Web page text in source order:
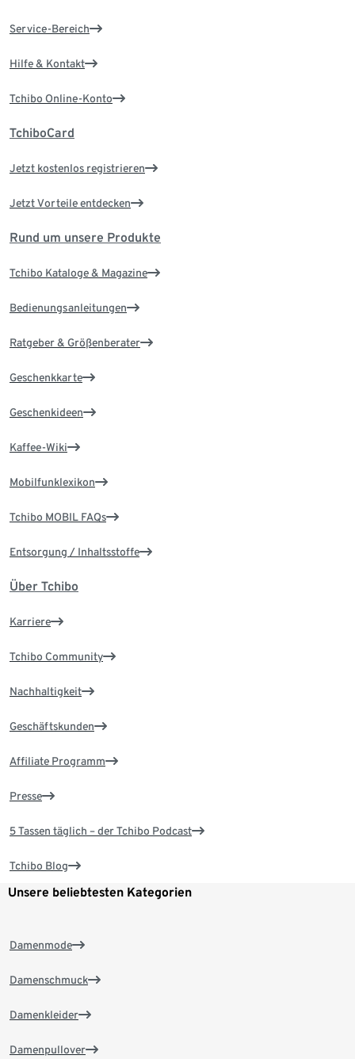
Service-Bereich
Hilfe & Kontakt
Tchibo Online-Konto
TchiboCard
Jetzt kostenlos registrieren
Jetzt Vorteile entdecken
Rund um unsere Produkte
Tchibo Kataloge & Magazine
Bedienungsanleitungen
Ratgeber & Größenberater
Geschenkkarte
Geschenkideen
Kaffee-Wiki
Mobilfunklexikon
Tchibo MOBIL FAQs
Entsorgung / Inhaltsstoffe
Über Tchibo
Karriere
Tchibo Community
Nachhaltigkeit
Geschäftskunden
Affiliate Programm
Presse
5 Tassen täglich – der Tchibo Podcast
Tchibo Blog
Unsere beliebtesten Kategorien
Damenmode
Damenschmuck
Damenkleider
Damenpullover